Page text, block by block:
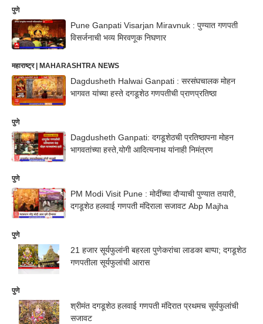
पुणे
Pune Ganpati Visarjan Miravnuk : पुण्यात गणपती
विसर्जनाची भव्य मिरवणूक निघणार
महाराष्ट्र | MAHARASHTRA NEWS
Dagdusheth Halwai Ganpati : सरसंघचालक मोहन
भागवत यांच्या हस्ते दगडूशेठ गणपतीची प्राणप्रतिष्ठा
पुणे
Dagdusheth Ganpati: दगडूशेठची प्रतिष्ठापना मोहन
भागवतांच्या हस्ते,योगी आदित्यनाथ यांनाही निमंत्रण
पुणे
PM Modi Visit Pune : मोदींच्या दौऱ्याची पुण्यात तयारी,
दगडूशेठ हलवाई गणपती मंदिराला सजावट Abp Majha
पुणे
21 हजार सूर्यफुलांनी बहरला पुणेकरांचा लाडका बाप्पा; दगडूशेठ
गणपतीला सूर्यफुलांची आरास
पुणे
श्रीमंत दगडूशेठ हलवाई गणपती मंदिरात प्रथमच सूर्यफुलांची
सजावट